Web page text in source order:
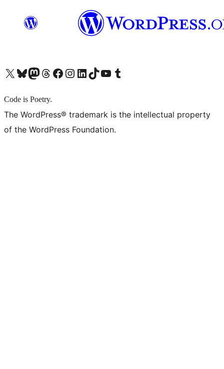
X (旧 Twitter) アカウントへBluesky アカウントへMastodon アカウントへThreads アカウントへ Facebook ページへInstagram アカウントへ LinkedIn アカウントへTikTok アカウントへYouTube チャンネルへ Tumblr アカウントへ
Code is Poetry.
The WordPress® trademark is the intellectual property
of the WordPress Foundation.